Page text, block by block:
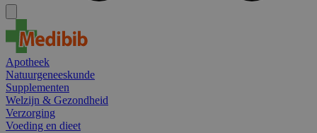
Apotheek
Natuurgeneeskunde
Supplementen
Welzijn & Gezondheid
Verzorging
Voeding en dieet